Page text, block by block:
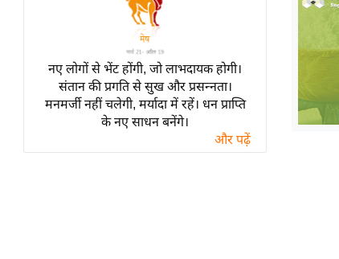
लाइफस्टाइल
टेक्नॉलॉजी
ब्यूटी/फैशन
घरेलू नुस्खे
पर्यटन स्थल
फिटनेस मंत्रा
नए लोगों से भेंट होंगी, जो लाभदायक होगी।
संतान की प्रगति से सुख और प्रसन्नता।
मनमर्जी नहीं चलेगी, मर्यादा में रहें। धन प्राप्ति
के नए साधन बनेंगे।
और पढ़ें